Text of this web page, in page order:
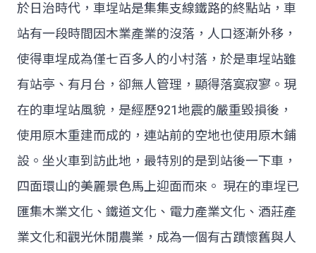
於日治時代，車埕站是集集支線鐵路的終點站，車
站有一段時間因木業產業的沒落，人口逐漸外移，
使得車埕成為僅七百多人的小村落，於是車埕站雖
有站亭、有月台，卻無人管理，顯得落寞寂寥。現
在的車埕站風貌，是經歷921地震的嚴重毀損後，
使用原木重建而成的，連站前的空地也使用原木鋪
設。坐火車到訪此地，最特別的是到站後一下車，
四面環山的美麗景色馬上迎面而來。 現在的車埕已
匯集木業文化、鐵道文化、電力產業文化、酒莊產
業文化和觀光休閒農業，成為一個有古蹟懷舊與人